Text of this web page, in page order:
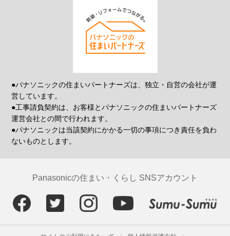
●パナソニックの住まいパートナーズは、独立・自営の会社が運
営しています。
●工事請負契約は、お客様とパナソニックの住まいパートナーズ
運営会社との間で行われます。
●パナソニックは当該契約にかかる一切の事項につき責任を負わ
ないものとします。
Panasonicの住まい・くらし SNSアカウント